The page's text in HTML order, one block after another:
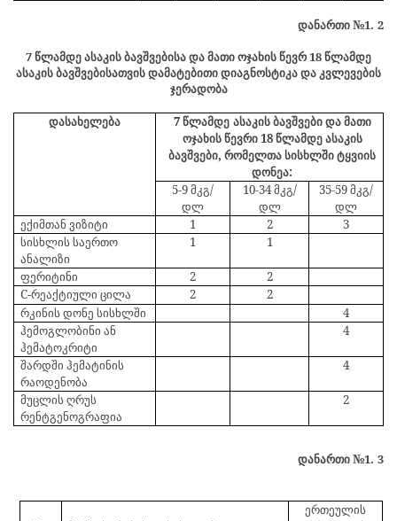
დანართი №1. 2
7 წლამდე ასაკის ბავშვებისა და მათი ოჯახის წევრ 18 წლამდე
ასაკის ბავშვებისათვის დამატებითი დიაგნოსტიკა და კვლევების
ჯერადობა
დასახელება 7 წლამდე ასაკისბავშვებიდამათი
ოჯახისწევრი 18 წლამდეასაკის
ბავშვები, რომელთასისხლშიტყვიის
დონეა:
5-9 მკგ/
დლ
10-34 მკგ/
დლ
35-59 მკგ/
დლ
ექიმთან ვიზიტი
1 2
3
სისხლის საერთო
ანალიზი
1 1
ფერიტინი 2
2
C-რეაქტიული ცილა 2
2
რკინის დონე სისხლში
4
ჰემოგლობინი ან
ჰემატოკრიტი
4
შარდში ჰემატინის
რაოდენობა
4
მუცლის ღრუს
რენტგენოგრაფია
2
დანართი №1. 3
ერთეულის